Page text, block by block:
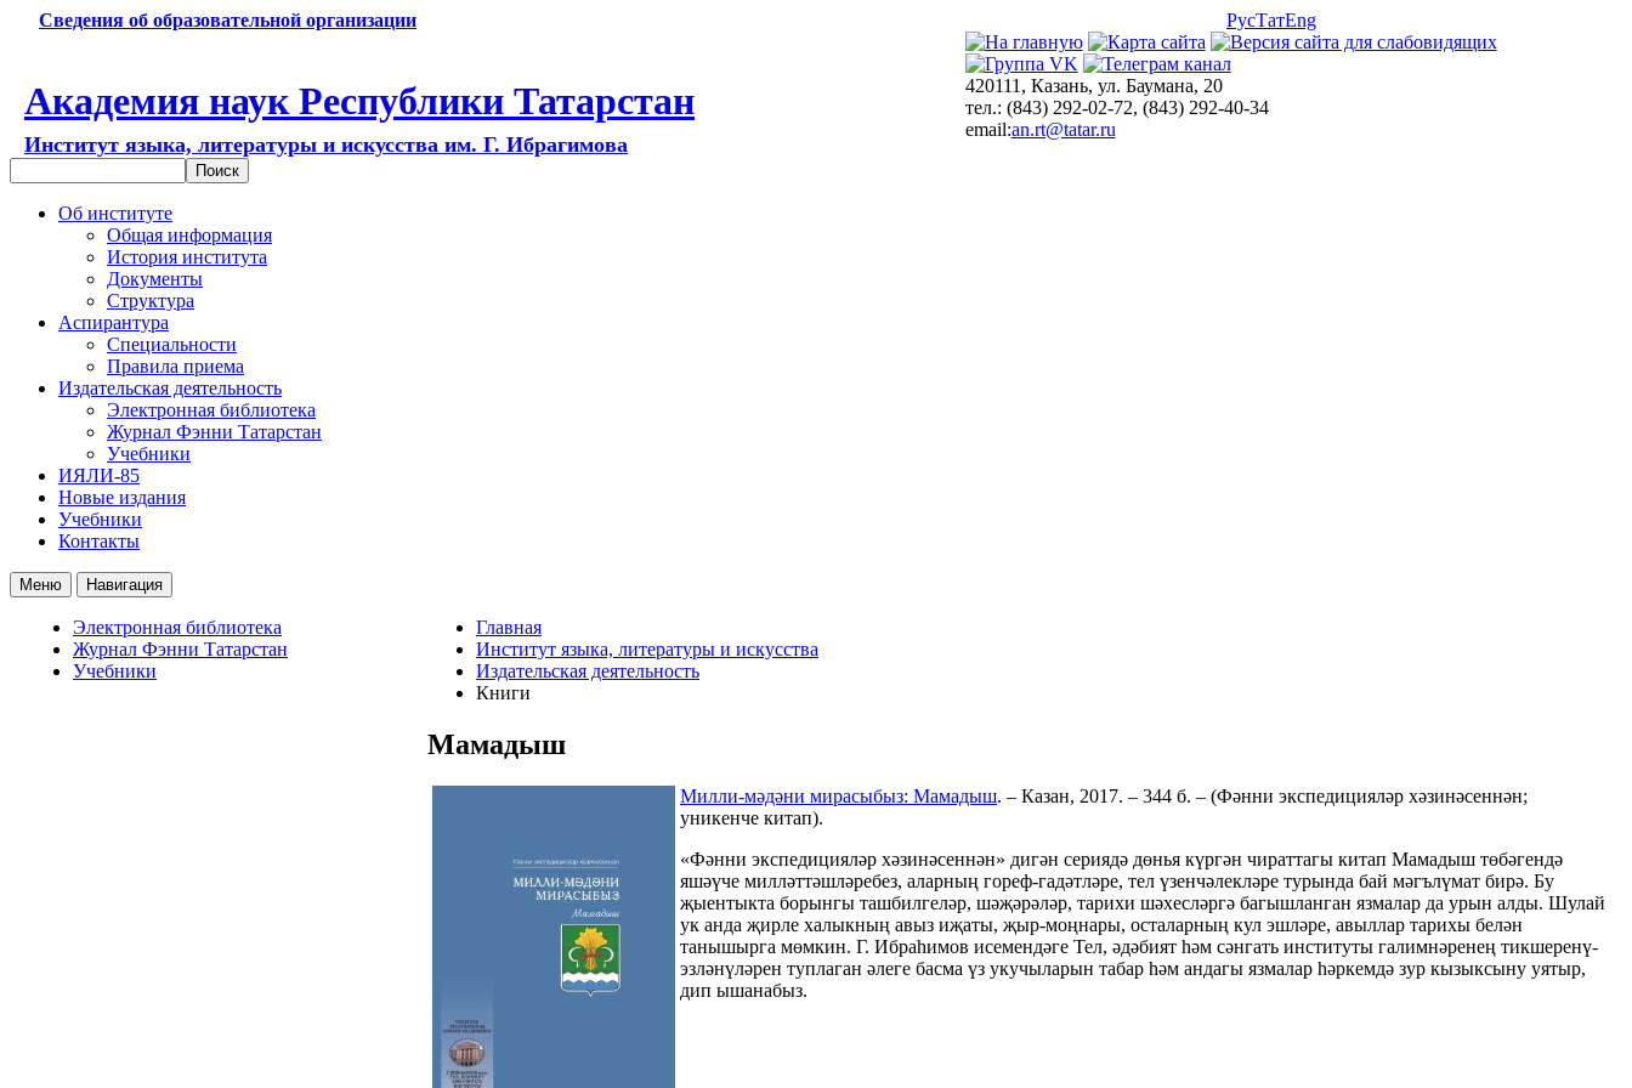
Сведения об образовательной организации РусТатEng
Академия наук Республики Татарстан
Институт языка, литературы и искусства им. Г. Ибрагимова
420111, Казань, ул. Баумана, 20
тел.: (843) 292-02-72, (843) 292-40-34
email:an.rt@tatar.ru
Об институте
Общая информация
История института
Документы
Структура
Аспирантура
Специальности
Правила приема
Издательская деятельность
Электронная библиотека
Журнал Фэнни Татарстан
Учебники
ИЯЛИ-85
Новые издания
Учебники
Контакты
Меню Навигация
Электронная библиотека
Журнал Фэнни Татарстан
Учебники
Главная
Институт языка, литературы и искусства
Издательская деятельность
Книги
Мамадыш
Милли-мәдәни мирасыбыз: Мамадыш. – Казан, 2017. – 344 б. – (Фәнни экспедицияләр хәзинәсеннән;
уникенче китап).
«Фәнни экспедицияләр хәзинәсеннән» дигән сериядә дөнья күргән чираттагы китап Мамадыш төбәгендә
яшәүче милләттәшләребез, аларның гореф-гадәтләре, тел үзенчәлекләре турында бай мәгълүмат бирә. Бу
җыентыкта борынгы ташбилгеләр, шәҗәрәләр, тарихи шәхесләргә багышланган язмалар да урын алды. Шулай
ук анда җирле халыкның авыз иҗаты, җыр-моңнары, осталарның кул эшләре, авыллар тарихы белән
танышырга мөмкин. Г. Ибраһимов исемендәге Тел, әдәбият һәм сәнгать институты галимнәренең тикшеренү-
эзләнүләрен туплаган әлеге басма үз укучыларын табар һәм андагы язмалар һәркемдә зур кызыксыну уятыр,
дип ышанабыз.